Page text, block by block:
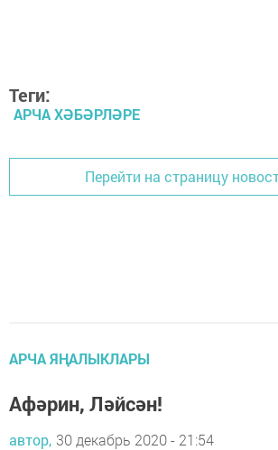
Теги:
АРЧА ХӘБӘРЛӘРЕ
Перейти на страницу
АРЧА ЯҢАЛЫКЛАРЫ
Афәрин, Ләйсән!
автор, 30 декабрь 2020 - 21:54